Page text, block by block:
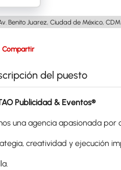
Benito Juarez, Ciudad de México,
Compartir
del puesto
Publicidad & Eventos®
una agencia apasionada por
creatividad y ejecución